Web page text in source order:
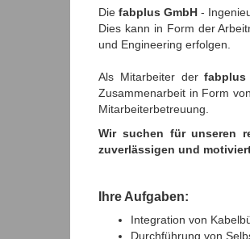
Die fabplus GmbH -
Dies kann in Form der
und Engineering erfolgen.
Als Mitarbeiter derfabplus
Zusammenarbeit in Form
Mitarbeiterbetreuung.
Wir suchen für unseren
zuverlässigen und
Ihre Aufgaben:
Integration von
Durchführung von